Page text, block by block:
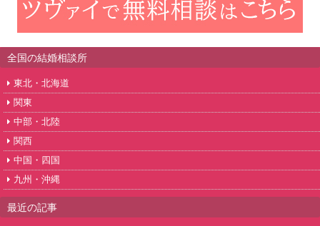
全国の結婚相談所
東北・北海道
関東
中部・北陸
関西
中国・四国
九州・沖縄
最近の記事